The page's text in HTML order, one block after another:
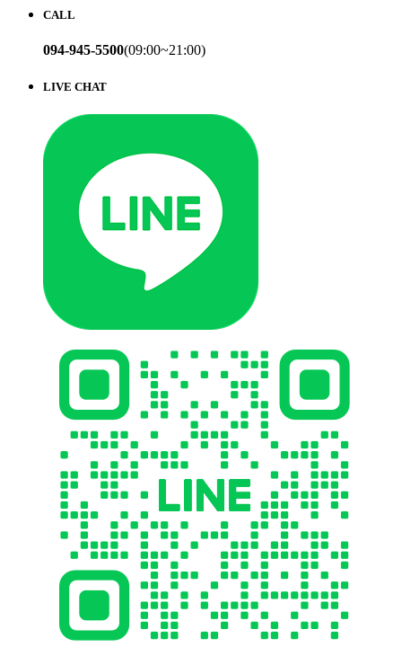
CALL
094-945-5500(09:00~21:00)
LIVE CHAT